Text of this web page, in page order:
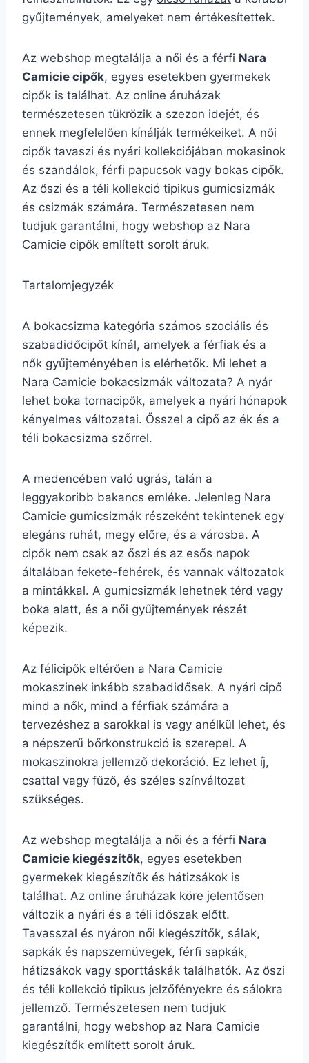
gyűjtemények, amelyeket nem értékesítettek.
Az webshop megtalálja a női és a férfi Nara
Camicie cipők, egyes esetekben gyermekek
cipők is találhat. Az online áruházak
természetesen tükrözik a szezon idejét, és
ennek megfelelően kínálják termékeiket. A női
cipők tavaszi és nyári kollekciójában mokasinok
és szandálok, férfi papucsok vagy bokas cipők.
Az őszi és a téli kollekció tipikus gumicsizmák
és csizmák számára. Természetesen nem
tudjuk garantálni, hogy webshop az Nara
Camicie cipők említett sorolt áruk.
Tartalomjegyzék
A bokacsizma kategória számos szociális és
szabadidőcipőt kínál, amelyek a férfiak és a
nők gyűjteményében is elérhetők. Mi lehet a
Nara Camicie bokacsizmák változata? A nyár
lehet boka tornacipők, amelyek a nyári hónapok
kényelmes változatai. Ősszel a cipő az ék és a
téli bokacsizma szőrrel.
A medencében való ugrás, talán a
leggyakoribb bakancs emléke. Jelenleg Nara
Camicie gumicsizmák részeként tekintenek egy
elegáns ruhát, megy előre, és a városba. A
cipők nem csak az őszi és az esős napok
általában fekete-fehérek, és vannak változatok
a mintákkal. A gumicsizmák lehetnek térd vagy
boka alatt, és a női gyűjtemények részét
képezik.
Az félicipők eltérően a Nara Camicie
mokaszinek inkább szabadidősek. A nyári cipő
mind a nők, mind a férfiak számára a
tervezéshez a sarokkal is vagy anélkül lehet, és
a népszerű bőrkonstrukció is szerepel. A
mokaszinokra jellemző dekoráció. Ez lehet íj,
csattal vagy fűző, és széles színváltozat
szükséges.
Az webshop megtalálja a női és a férfi Nara
Camicie kiegészítők, egyes esetekben
gyermekek kiegészítők és hátizsákok is
találhat. Az online áruházak köre jelentősen
változik a nyári és a téli időszak előtt.
Tavasszal és nyáron női kiegészítők, sálak,
sapkák és napszemüvegek, férfi sapkák,
hátizsákok vagy sporttáskák találhatók. Az őszi
és téli kollekció tipikus jelzőfényekre és sálokra
jellemző. Természetesen nem tudjuk
garantálni, hogy webshop az Nara Camicie
kiegészítők említett sorolt áruk.